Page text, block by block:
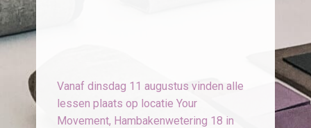
Vanaf dinsdag 11 augustus vinden alle
lessen plaats op locatie Your
Movement, Hambakenwetering 18 in